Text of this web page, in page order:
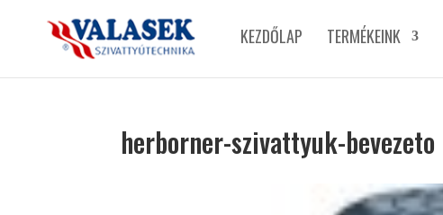
KEZDŐLAP TERMÉKEINK
herborner-szivattyuk-bevezeto